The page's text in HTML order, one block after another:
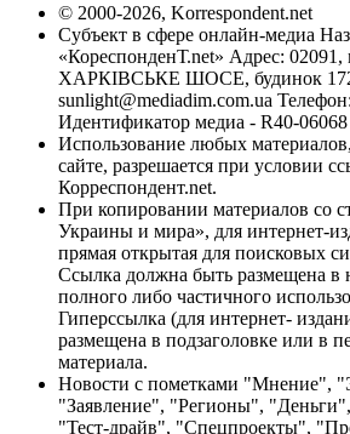
© 2000-2026, Korrespondent.net
Субъект в сфере онлайн-медиа
«КореспонденТ.net» Адрес: 02091,
ХАРКІВСЬКЕ ШОСЕ, будинок
sunlight@mediadim.com.ua
Идентификатор медиа - R40-06068
Использование любых
сайте, разрешается при условии
Корреспондент.net.
При копировании материалов со
Украины и мира», для интернет-
прямая открытая для поисковых
Ссылка должна быть размещена в
полного либо частичного
Гиперссылка (для интернет-
размещена в подзаголовке или в
материала.
Новости с пометками "Мнение",
"Заявление", "Регионы",
"Тест-драйв", "Спецпроекты",